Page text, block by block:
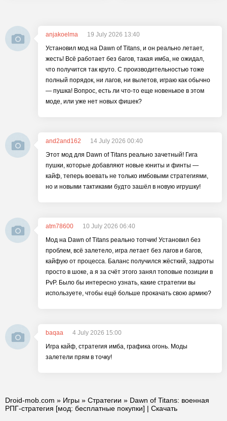
anjakoelma
19 July 2026 13:40
Установил мод на Dawn of Titans, и он реально летает,
жесть! Всё работает без багов, такая имба, не ожидал,
что получится так круто. С производительностью тоже
полный порядок, ни лагов, ни вылетов, играю как обычно
— пушка! Вопрос, есть ли что-то еще новенькое в этом
моде, или уже нет новых фишек?
and2and162
14 July 2026 00:40
Этот мод для Dawn of Titans реально зачетный! Гига
пушки, которые добавляют новые юниты и финты —
кайф, теперь воевать не только имбовыми стратегиями,
но и новыми тактиками будто зашёл в новую игрушку!
atm78600
10 July 2026 06:40
Мод на Dawn of Titans реально топчик! Установил без
проблем, всё залетело, игра летает без лагов и багов,
кайфую от процесса. Баланс получился жёсткий, задроты
просто в шоке, а я за счёт этого занял топовые позиции в
PvP. Было бы интересно узнать, какие стратегии вы
используете, чтобы ещё больше прокачать свою армию?
baqaa
4 July 2026 15:00
Игра кайф, стратегия имба, графика огонь. Моды
залетели прям в точку!
Droid-mob.com » Игры » Стратегии » Dawn of Titans: военная
РПГ-стратегия [мод: бесплатные покупки] | Скачать